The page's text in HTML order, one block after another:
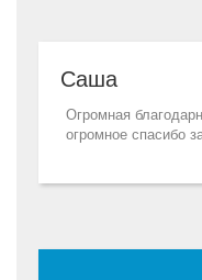
Саша
Огромная
огромное спасибо